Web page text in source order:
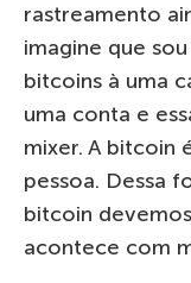
rastreamento
imagine que
bitcoins à uma
uma conta e
mixer. A bitcoin
pessoa. Dessa
bitcoin
acontece com